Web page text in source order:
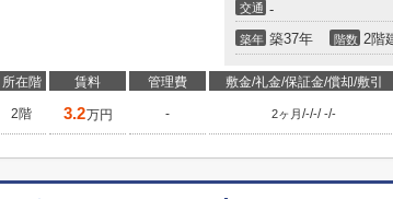
交通 -
築年 築37年 階数 2階
所在階 賃料 管理費 敷金/礼金/保証金/償却/敷引
2階 3.2万円 - 2ヶ月/-/-/-/-